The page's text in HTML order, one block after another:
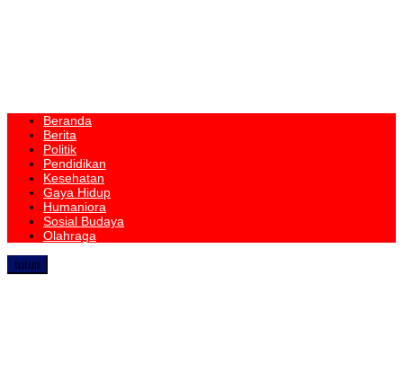
Beranda
Berita
Politik
Pendidikan
Kesehatan
Gaya Hidup
Humaniora
Sosial Budaya
Olahraga
tutup